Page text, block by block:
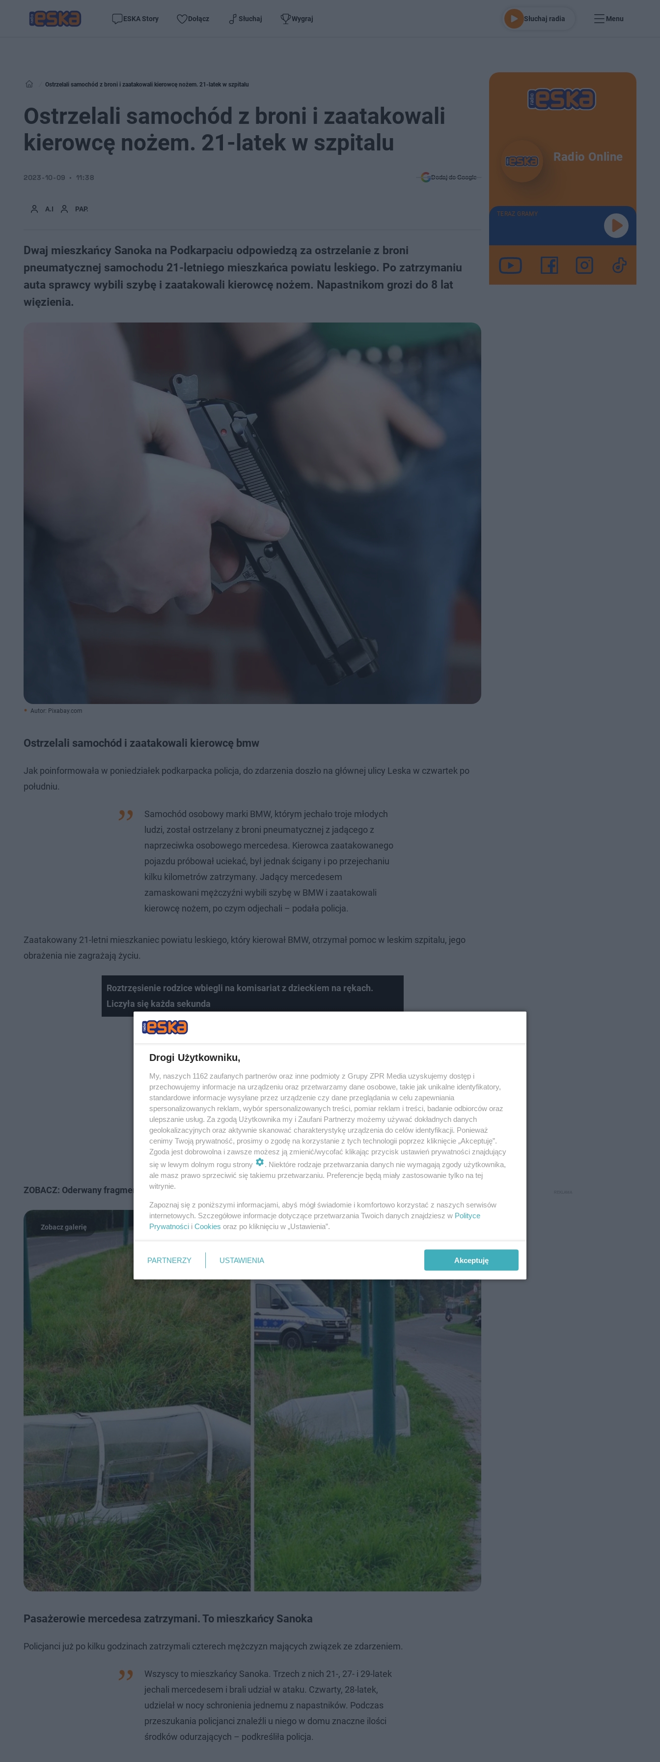
ESKA Story Dołącz Słuchaj Wygraj Słuchaj radia Menu
Ostrzelali samochód z broni i zaatakowali kierowcę nożem. 21-latek w szpitalu
Ostrzelali samochód z broni i zaatakowali
kierowcę nożem. 21-latek w szpitalu
A.I PAP.
2023-10-09 11:38 Dodaj do Google
Dwaj mieszkańcy Sanoka na Podkarpaciu odpowiedzą za ostrzelanie z broni
pneumatycznej samochodu 21-letniego mieszkańca powiatu leskiego. Po zatrzymaniu
auta sprawcy wybili szybę i zaatakowali kierowcę nożem. Napastnikom grozi do 8 lat
więzienia.
Autor: Pixabay.com
Ostrzelali samochód i zaatakowali kierowcę bmw
Jak poinformowała w poniedziałek podkarpacka policja, do zdarzenia doszło na głównej ulicy Leska w czwartek po
południu.
Samochód osobowy marki BMW, którym jechało troje młodych
ludzi, został ostrzelany z broni pneumatycznej z jadącego z
naprzeciwka osobowego mercedesa. Kierowca zaatakowanego
pojazdu próbował uciekać, był jednak ścigany i po przejechaniu
kilku kilometrów zatrzymany. Jadący mercedesem
zamaskowani mężczyźni wybili szybę w BMW i zaatakowali
kierowcę nożem, po czym odjechali – podała policja.
Zaatakowany 21-letni mieszkaniec powiatu leskiego, który kierował BMW, otrzymał pomoc w leskim szpitalu, jego
obrażenia nie zagrażają życiu.
Roztrzęsienie rodzice wbiegli na komisariat z dzieckiem na rękach.
Liczyła się każda sekunda
ZOBACZ: Oderwany fragment samolotu spadł na Krosno. Zaraz obok chodnika
Pasażerowie mercedesa zatrzymani. To mieszkańcy Sanoka
Policjanci już po kilku godzinach zatrzymali czterech mężczyzn mających związek ze zdarzeniem.
Wszyscy to mieszkańcy Sanoka. Trzech z nich 21-, 27- i 29-latek
jechali mercedesem i brali udział w ataku. Czwarty, 28-latek,
udzielał w nocy schronienia jednemu z napastników. Podczas
przeszukania policjanci znaleźli u niego w domu znaczne ilości
środków odurzających – podkreśliła policja.
Radio Online
TERAZ GRAMY
Drogi Użytkowniku,
My, naszych 1162 zaufanych partnerów oraz inne podmioty z Grupy ZPR Media uzyskujemy dostęp i
przechowujemy informacje na urządzeniu oraz przetwarzamy dane osobowe, takie jak unikalne identyfikatory,
standardowe informacje wysyłane przez urządzenie czy dane przeglądania w celu zapewniania
spersonalizowanych reklam, wybór spersonalizowanych treści, pomiar reklam i treści, badanie odbiorców oraz
ulepszanie usług. Za zgodą Użytkownika my i Zaufani Partnerzy możemy używać dokładnych danych
geolokalizacyjnych oraz aktywnie skanować charakterystykę urządzenia do celów identyfikacji. Ponieważ
cenimy Twoją prywatność, prosimy o zgodę na korzystanie z tych technologii poprzez kliknięcie „Akceptuję”.
Zgoda jest dobrowolna i zawsze możesz ją zmienić/wycofać klikając przycisk ustawień prywatności znajdujący
się w lewym dolnym rogu strony
. Niektóre rodzaje przetwarzania danych nie wymagają zgody użytkownika,
ale masz prawo sprzeciwić się takiemu przetwarzaniu. Preferencje będą miały zastosowanie tylko na tej
witrynie.
Zapoznaj się z poniższymi informacjami, abyś mógł świadomie i komfortowo korzystać z naszych serwisów
internetowych. Szczegółowe informacje dotyczące przetwarzania Twoich danych znajdziesz w Polityce
Prywatności i Cookies oraz po kliknięciu w „Ustawienia”.
PARTNERZY USTAWIENIA Akceptuję